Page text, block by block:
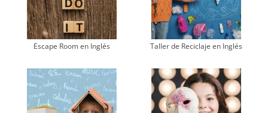
Escape Room en Inglés Taller de Reciclaje en Inglés